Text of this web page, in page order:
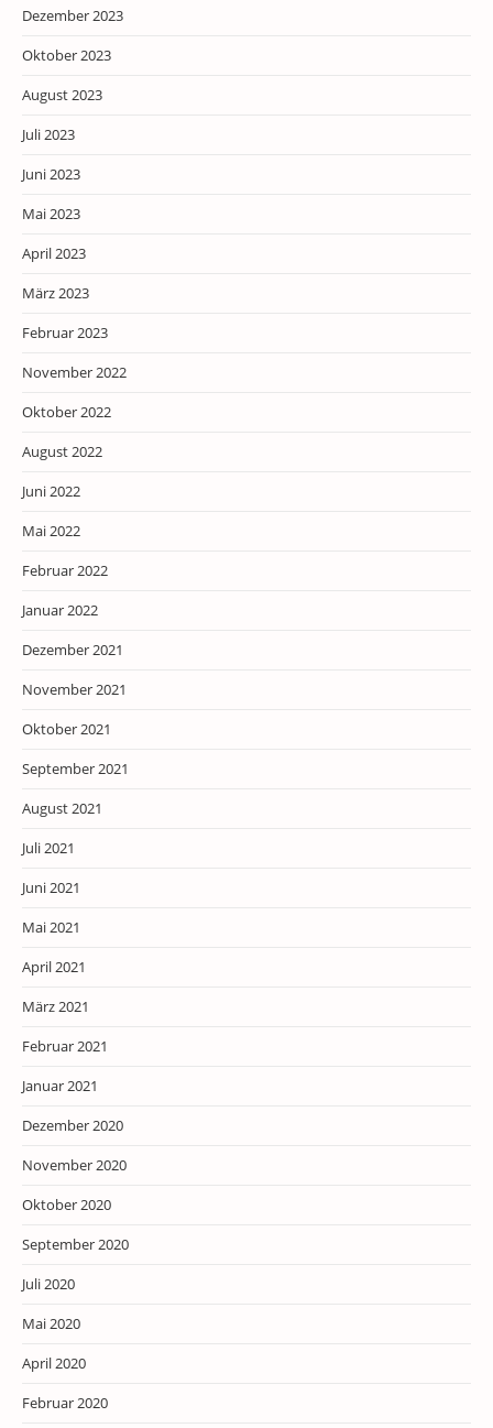
Dezember 2023
Oktober 2023
August 2023
Juli 2023
Juni 2023
Mai 2023
April 2023
März 2023
Februar 2023
November 2022
Oktober 2022
August 2022
Juni 2022
Mai 2022
Februar 2022
Januar 2022
Dezember 2021
November 2021
Oktober 2021
September 2021
August 2021
Juli 2021
Juni 2021
Mai 2021
April 2021
März 2021
Februar 2021
Januar 2021
Dezember 2020
November 2020
Oktober 2020
September 2020
Juli 2020
Mai 2020
April 2020
Februar 2020